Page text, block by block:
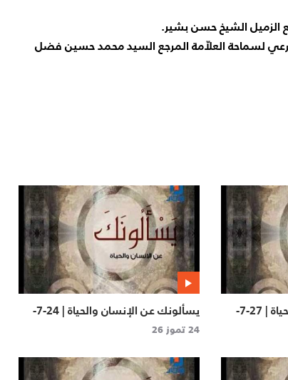
لسماحة العلاّمة المرجع السيد محمد حسين فضل
يسألونك عن الإنسان والحياة | 27-7-
يسألونك عن الإنسان والحياة | 24-7-
2026
24 تموز 26